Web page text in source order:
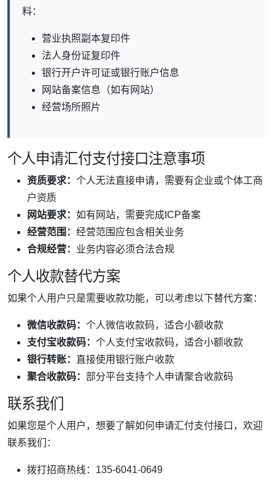
料：
营业执照副本复印件
法人身份证复印件
银行开户许可证或银行账户信息
网站备案信息（如有网站）
经营场所照片
个人申请汇付支付接口注意事项
资质要求： 个人无法直接申请，需要有企业或个体工商
户资质
网站要求： 如有网站，需要完成ICP备案
经营范围： 经营范围应包含相关业务
合规经营： 业务内容必须合法合规
个人收款替代方案
如果个人用户只是需要收款功能，可以考虑以下替代方案：
微信收款码： 个人微信收款码，适合小额收款
支付宝收款码： 个人支付宝收款码，适合小额收款
银行转账： 直接使用银行账户收款
聚合收款码： 部分平台支持个人申请聚合收款码
联系我们
如果您是个人用户，想要了解如何申请汇付支付接口，欢迎
联系我们：
拨打招商热线：135-6041-0649